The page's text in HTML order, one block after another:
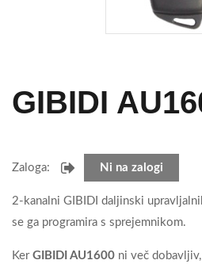
GIBIDI
Zaloga: Ni na zalogi
2-kanalni GIBIDI daljinski
se ga programira s sprejemnikom.
Ker GIBIDI AU1600 ni več